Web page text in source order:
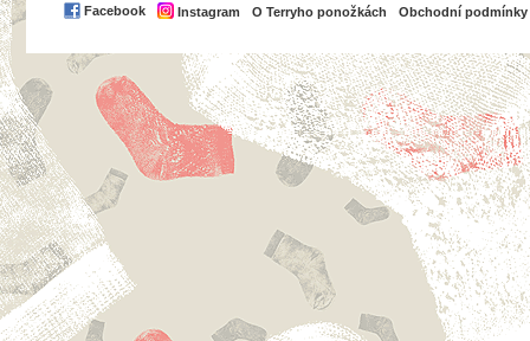
Facebook Instagram O Terryho ponožkách Obchodní podmínky
PayPal